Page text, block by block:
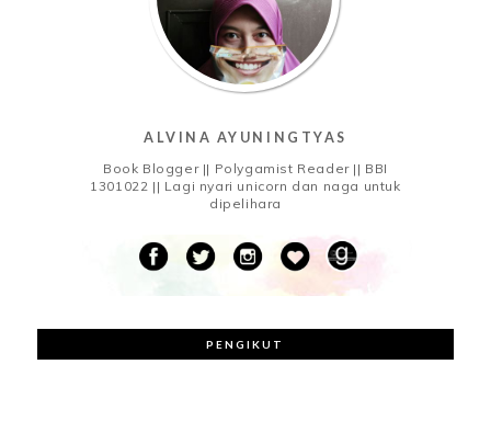
ALVINA AYUNINGTYAS
Book Blogger || Polygamist Reader || BBI
1301022 || Lagi nyari unicorn dan naga untuk
dipelihara
PENGIKUT